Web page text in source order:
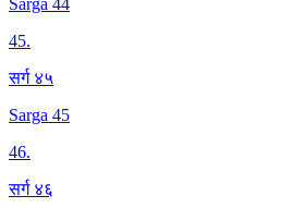
Sarga 44
45.
सर्ग ४५
Sarga 45
46.
सर्ग ४६